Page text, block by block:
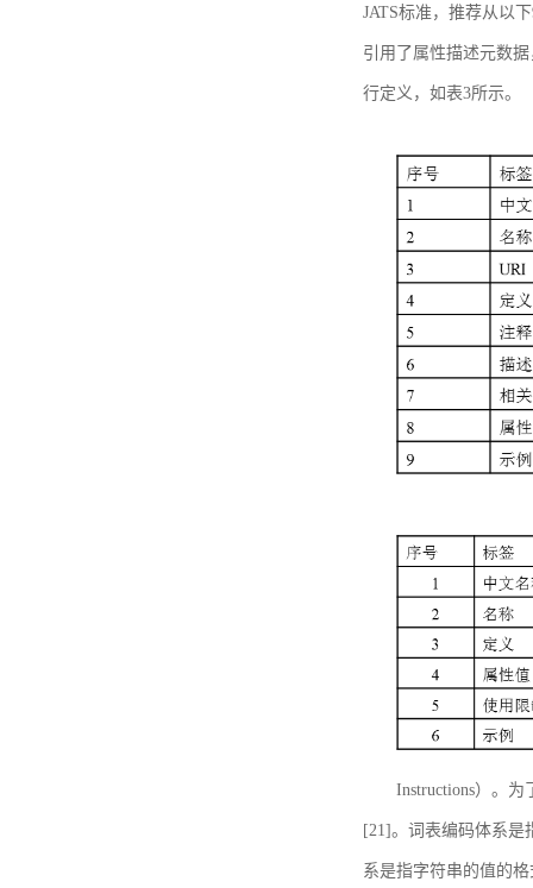
JATS标准，推荐从以
引用了属性描述元数
行定义，如表3所示。
Instructions）。
[21]。词表编码体系是
系是指字符串的值的